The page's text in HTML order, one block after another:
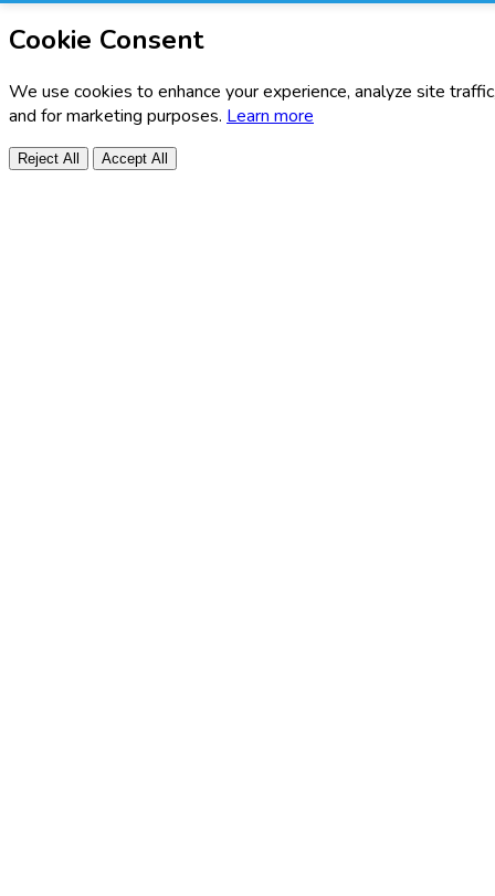
Cookie Consent
We use cookies to enhance your experience, analyze site
and for marketing purposes. Learn more
Reject All Accept All